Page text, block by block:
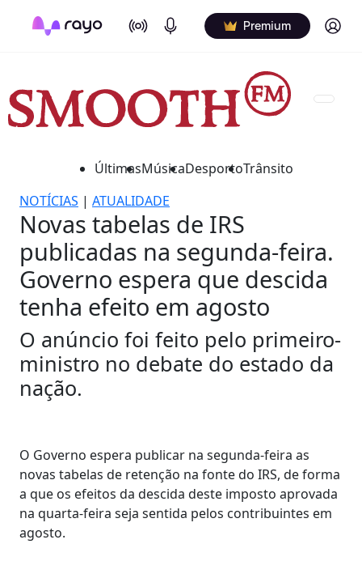
On Air Podcasts Premium Log in
ÚltimasMúsicaDesportoTrânsito
NOTÍCIAS | ATUALIDADE
Novas tabelas de IRS
publicadas na segunda-feira.
Governo espera que descida
tenha efeito em agosto
O anúncio foi feito pelo primeiro-
ministro no debate do estado da
nação.
O Governo espera publicar na segunda-feira as
novas tabelas de retenção na fonte do IRS, de forma
a que os efeitos da descida deste imposto aprovada
na quarta-feira seja sentida pelos contribuintes em
agosto.